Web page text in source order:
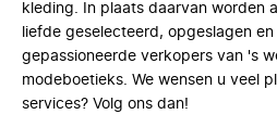
kleding. In plaats daarvan worden
liefde geselecteerd, opgeslagen
gepassioneerde verkopers van 's
modeboetieks. We wensen u veel
services? Volg ons dan!